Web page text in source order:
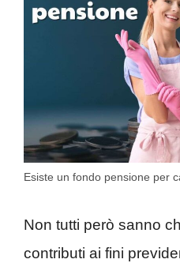
Esiste un fondo pensione per
Non tutti però sanno
contributi ai fini